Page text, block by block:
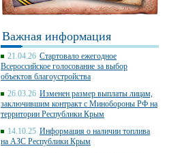
Важная информация
21.04.26 Стартовало ежегодное
Всероссийское голосование за выбор
объектов благоустройства
26.03.26 Изменен размер выплаты лицам,
заключившим контракт с Минобороны РФ на
территории Республики Крым
14.10.25 Информация о наличии топлива
на АЗС Республики Крым